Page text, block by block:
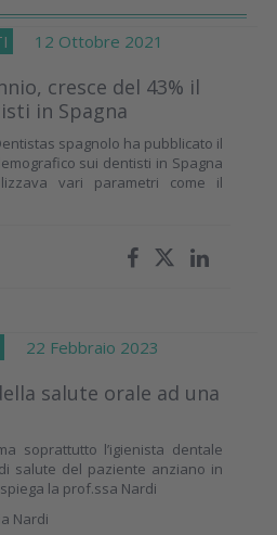
12 Ottobre 2021
cresce del 43% il
in Spagna
spagnolo ha pubblicato il
sui dentisti in Spagna
vari parametri come il
22 Febbraio 2023
salute orale ad una
soprattutto l’igienista dentale
salute del paziente anziano in
la prof.ssa Nardi
Nardi